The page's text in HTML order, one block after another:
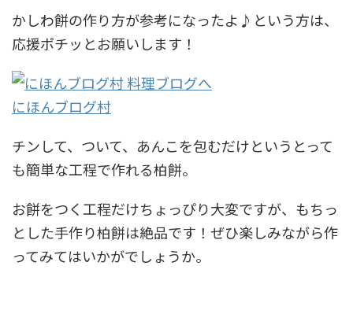
かしわ餅の作り方が参考になったよ♪という方は、
応援ポチッとお願いします！
にほんブログ村
チンして、ついて、あんこを包むだけというとって
も簡単な工程で作れる柏餅。
お餅をつく工程だけちょっぴり大変ですが、もちっ
とした手作り柏餅は絶品です！ぜひ楽しみながら作
ってみてはいかがでしょうか。